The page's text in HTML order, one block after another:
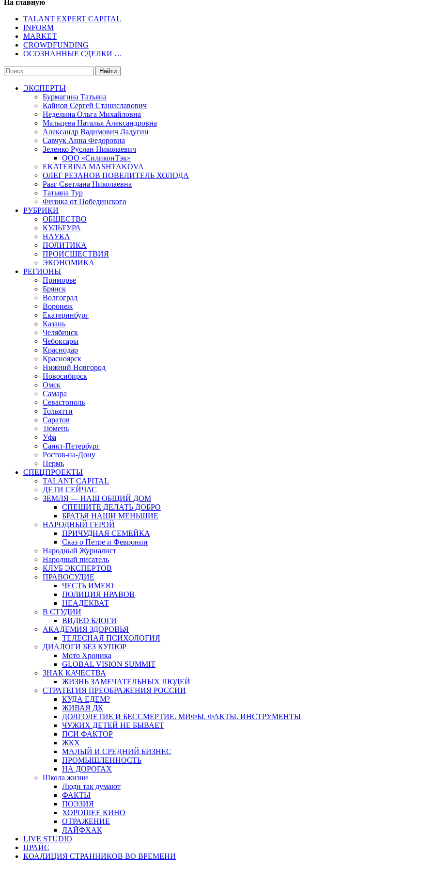
На главную
TALANT EXPERT CAPITAL
INFORM
MARKET
CROWDFUNDING
ОСОЗНАННЫЕ СДЕЛКИ …
ЭКСПЕРТЫ
Бурмагина Татьяна
Кайнов Сергей Станиславович
Неделина Ольга Михайловна
Мальцева Наталья Александровна
Александр Вадимович Ладугин
Савчук Анна Федоровна
Зеленко Руслан Николаевич
ООО «СиликонТэк»
EKATERINA MASHTAKOVA
ОЛЕГ РЕЗАНОВ ПОВЕЛИТЕЛЬ ХОЛОДА
Рааг Светлана Николаевна
Татьяна Тур
Физика от Побединского
РУБРИКИ
ОБЩЕСТВО
КУЛЬТУРА
НАУКА
ПОЛИТИКА
ПРОИСШЕСТВИЯ
ЭКОНОМИКА
РЕГИОНЫ
Приморье
Брянск
Волгоград
Воронеж
Екатеринбург
Казань
Челябинск
Чебоксары
Краснодар
Красноярск
Нижний Новгород
Новосибирск
Омск
Самара
Севастополь
Тольятти
Саратов
Тюмень
Уфа
Санкт-Петербург
Ростов-на-Дону
Пермь
СПЕЦПРОЕКТЫ
TALANT CAPITAL
ДЕТИ СЕЙЧАС
ЗЕМЛЯ — НАШ ОБЩИЙ ДОМ
СПЕШИТЕ ДЕЛАТЬ ДОБРО
БРАТЬЯ НАШИ МЕНЬШИЕ
НАРОДНЫЙ ГЕРОЙ
ПРИЧУДНАЯ СЕМЕЙКА
Сказ о Петре и Февронии
Народный Журналист
Народный писатель
КЛУБ ЭКСПЕРТОВ
ПРАВОСУДИЕ
ЧЕСТЬ ИМЕЮ
ПОЛИЦИЯ НРАВОВ
НЕАДЕКВАТ
В СТУДИИ
ВИДЕО БЛОГИ
АКАДЕМИЯ ЗДОРОВЬЯ
ТЕЛЕСНАЯ ПСИХОЛОГИЯ
ДИАЛОГИ БЕЗ КУПЮР
Мото Хроника
GLOBAL VISION SUMMIT
ЗНАК КАЧЕСТВА
ЖИЗНЬ ЗАМЕЧАТЕЛЬНЫХ ЛЮДЕЙ
СТРАТЕГИЯ ПРЕОБРАЖЕНИЯ РОССИИ
КУДА ЕДЕМ?
ЖИВАЯ ДК
ДОЛГОЛЕТИЕ И БЕССМЕРТИЕ. МИФЫ. ФАКТЫ. ИНСТРУМЕНТЫ
ЧУЖИХ ДЕТЕЙ НЕ БЫВАЕТ
ПСИ ФАКТОР
ЖКХ
МАЛЫЙ И СРЕДНИЙ БИЗНЕС
ПРОМЫШЛЕННОСТЬ
НА ДОРОГАХ
Школа жизни
Люди так думают
ФАКТЫ
ПОЭЗИЯ
ХОРОШЕЕ КИНО
ОТРАЖЕНИЕ
ЛАЙФХАК
LIVE STUDIO
ПРАЙС
КОАЛИЦИЯ СТРАННИКОВ ВО ВРЕМЕНИ